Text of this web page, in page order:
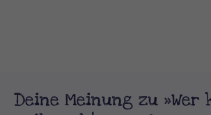
Deine Meinung zu